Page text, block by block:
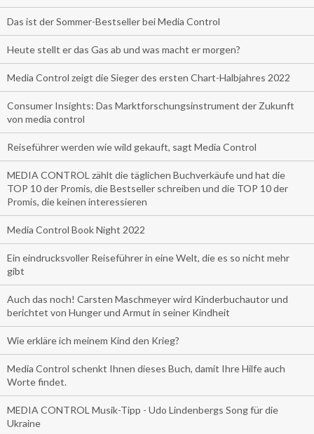
Das ist der Sommer-Bestseller bei Media Control
Heute stellt er das Gas ab und was macht er morgen?
Media Control zeigt die Sieger des ersten Chart-Halbjahres 2022
Consumer Insights: Das Marktforschungsinstrument der Zukunft
von media control
Reiseführer werden wie wild gekauft, sagt Media Control
MEDIA CONTROL zählt die täglichen Buchverkäufe und hat die
TOP 10 der Promis, die Bestseller schreiben und die TOP 10 der
Promis, die keinen interessieren
Media Control Book Night 2022
Ein eindrucksvoller Reiseführer in eine Welt, die es so nicht mehr
gibt
Auch das noch! Carsten Maschmeyer wird Kinderbuchautor und
berichtet von Hunger und Armut in seiner Kindheit
Wie erkläre ich meinem Kind den Krieg?
Media Control schenkt Ihnen dieses Buch, damit Ihre Hilfe auch
Worte findet.
MEDIA CONTROL Musik-Tipp - Udo Lindenbergs Song für die
Ukraine